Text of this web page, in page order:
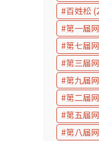
百姓松
第一届
第七届
第三届
第九届
第二届
第五届
第八届